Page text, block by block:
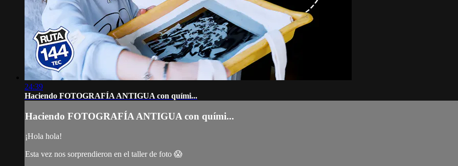
24:39
Haciendo FOTOGRAFÍA ANTIGUA con quími...
Haciendo FOTOGRAFÍA ANTIGUA con quími...
¡Hola hola!
Esta vez nos sorprendieron en el taller de foto 😱